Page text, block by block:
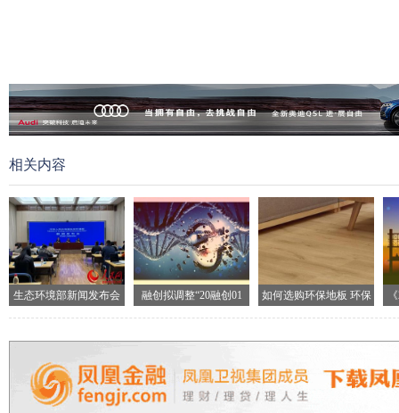
相关内容
生态环境部新闻发布会
现场
融创拟调整“20融创01
如何选购环保地板 环保
地